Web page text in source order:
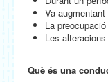
Va
La
Les
Què és una